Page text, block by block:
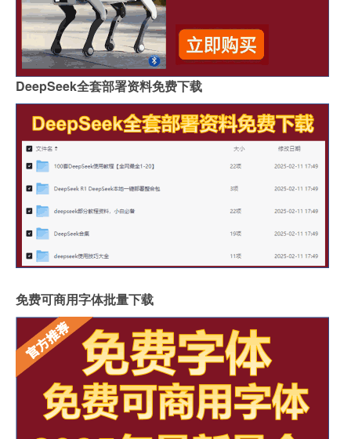
DeepSeek全套部署资料免费下载
免费可商用字体批量下载